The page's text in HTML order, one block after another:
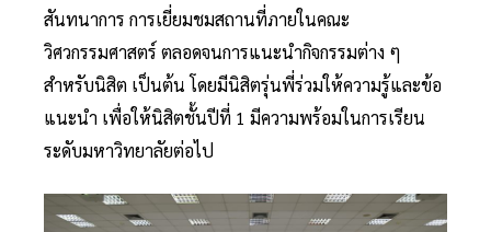
สันทนาการ การเยี่ยมชมสถานที่ภายในคณะ
วิศวกรรมศาสตร์ ตลอดจนการแนะนำกิจกรรมต่าง ๆ
สำหรับนิสิต เป็นต้น โดยมีนิสิตรุ่นพี่ร่วมให้ความรู้และข้อ
แนะนำ เพื่อให้นิสิตชั้นปีที่ 1 มีความพร้อมในการเรียน
ระดับมหาวิทยาลัยต่อไป